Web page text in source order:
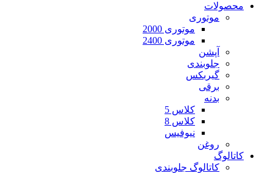
محصولات
موتوری
موتوری 2000
موتوری 2400
آپشن
جلوبندی
گیربکس
برقی
بدنه
کلاس 5
کلاس 8
نیوفیس
روغن
کاتالوگ
کاتالوگ جلوبندی